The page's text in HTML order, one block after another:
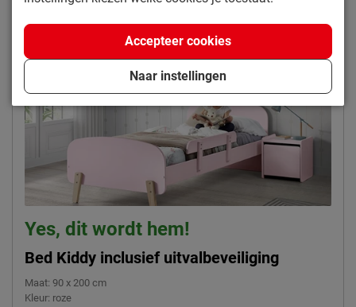
Yes, dit wordt hem!
Bed Kiddy inclusief uitvalbeveiliging
Maat: 90 x 200 cm
Kleur: roze
Naar instellingen
Accepteer cookies